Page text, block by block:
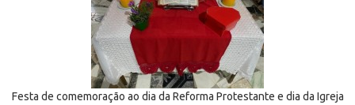
Festa de comemoração ao dia da Reforma Protestante e dia da Igreja